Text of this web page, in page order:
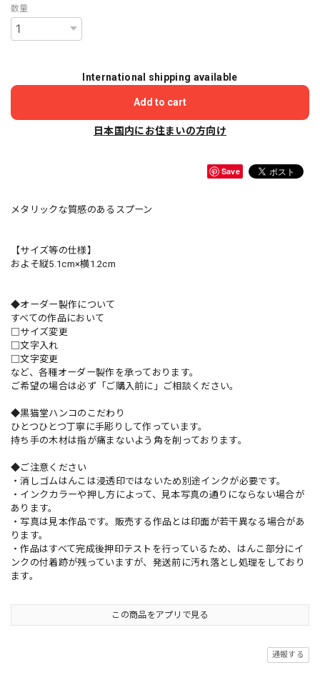
数量
International shipping available
Add to cart
日本国内にお住まいの方向け
Save
メタリックな質感のあるスプーン
【サイズ等の仕様】
およそ縦5.1cm×横1.2cm
◆オーダー製作について
すべての作品において
□サイズ変更
□文字入れ
□文字変更
など、各種オーダー製作を承っております。
ご希望の場合は必ず「ご購入前に」ご相談ください。
◆黒猫堂ハンコのこだわり
ひとつひとつ丁寧に手彫りして作っています。
持ち手の木材は指が痛まないよう角を削っております。
◆ご注意ください
・消しゴムはんこは浸透印ではないため別途インクが必要です。
・インクカラーや押し方によって、見本写真の通りにならない場合が
あります。
・写真は見本作品です。販売する作品とは印面が若干異なる場合があ
ります。
・作品はすべて完成後押印テストを行っているため、はんこ部分にイ
ンクの付着跡が残っていますが、発送前に汚れ落とし処理をしており
ます。
この商品をアプリで見る
通報する